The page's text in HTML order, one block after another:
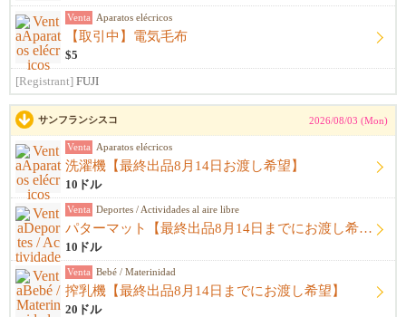
Venta Aparatos elécricos
【取引中】電気毛布
$5
[Registrant] FUJI
サンフランシスコ 2026/08/03 (Mon)
Venta Aparatos elécricos
洗濯機【最終出品8月14日お渡し希望】
10ドル
Venta Deportes / Actividades al aire libre
パターマット【最終出品8月14日までにお渡し希望】
10ドル
Venta Bebé / Materinidad
搾乳機【最終出品8月14日までにお渡し希望】
20ドル